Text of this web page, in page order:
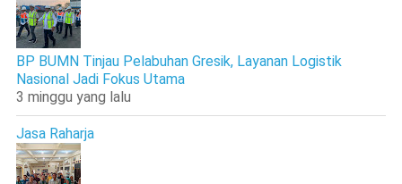
BP BUMN Tinjau Pelabuhan Gresik, Layanan Logistik
Nasional Jadi Fokus Utama
3 minggu yang lalu
Jasa Raharja